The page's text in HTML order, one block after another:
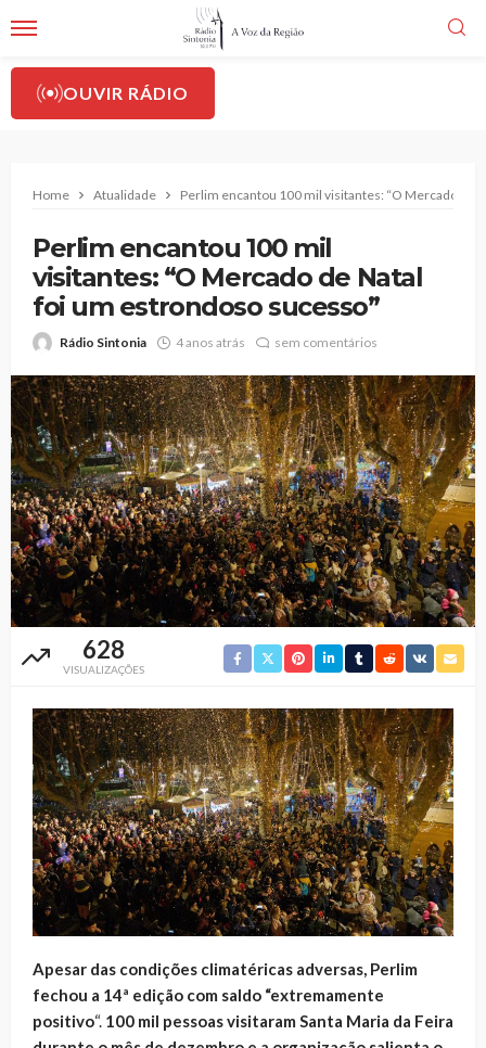
OUVIR RÁDIO
Home Atualidade Perlim encantou 100 mil visitantes: “O Mercado de
Perlim encantou 100 mil
visitantes: “O Mercado de Natal
foi um estrondoso sucesso”
Rádio Sintonia 4 anos atrás sem comentários
628
VISUALIZAÇÕES
Apesar das condições climatéricas adversas, Perlim
fechou a 14ª edição com saldo “extremamente
positivo“. 100 mil pessoas visitaram Santa Maria da Feira